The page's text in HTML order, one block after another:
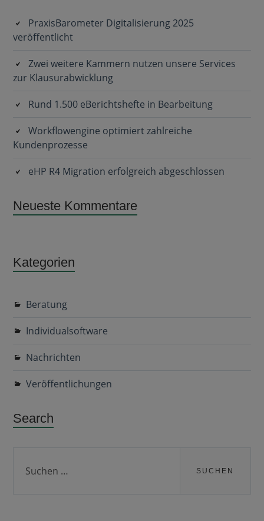
PraxisBarometer Digitalisierung 2025
veröffentlicht
Zwei weitere Kammern nutzen unsere Services
zur Klausurabwicklung
Rund 1.500 eBerichtshefte in Bearbeitung
Workflowengine optimiert zahlreiche
Kundenprozesse
eHP R4 Migration erfolgreich abgeschlossen
Neueste Kommentare
Kategorien
Beratung
Individualsoftware
Nachrichten
Veröffentlichungen
Search
nach: